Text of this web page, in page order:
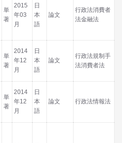
単
著
2015
年03
月
日
本
語
論文
行政法消費者
法金融法
単
著
2014
年12
月
日
本
語
論文
行政法規制手
法消費者法
単
著
2014
年12
月
日
本
語
論文 行政法情報法